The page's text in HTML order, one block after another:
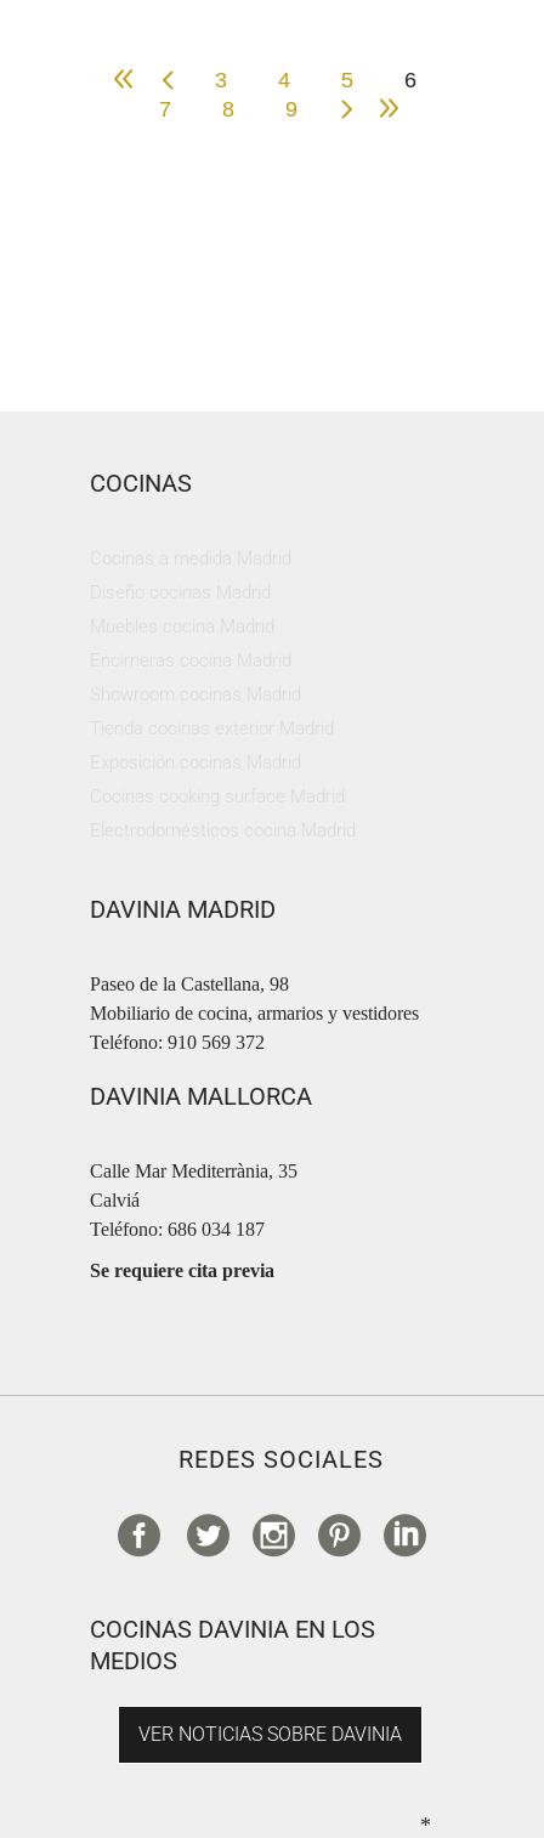
3 4 5
6
7
8 9
COCINAS
DAVINIA MADRID
Paseo de la Castellana, 98
Mobiliario de cocina, armarios y vestidores
Teléfono: 910 569 372
DAVINIA MALLORCA
Calle Mar Mediterrània, 35
Calviá
Teléfono: 686 034 187
Se requiere cita previa
REDES SOCIALES
COCINAS DAVINIA EN LOS
MEDIOS
VER NOTICIAS SOBRE DAVINIA
*